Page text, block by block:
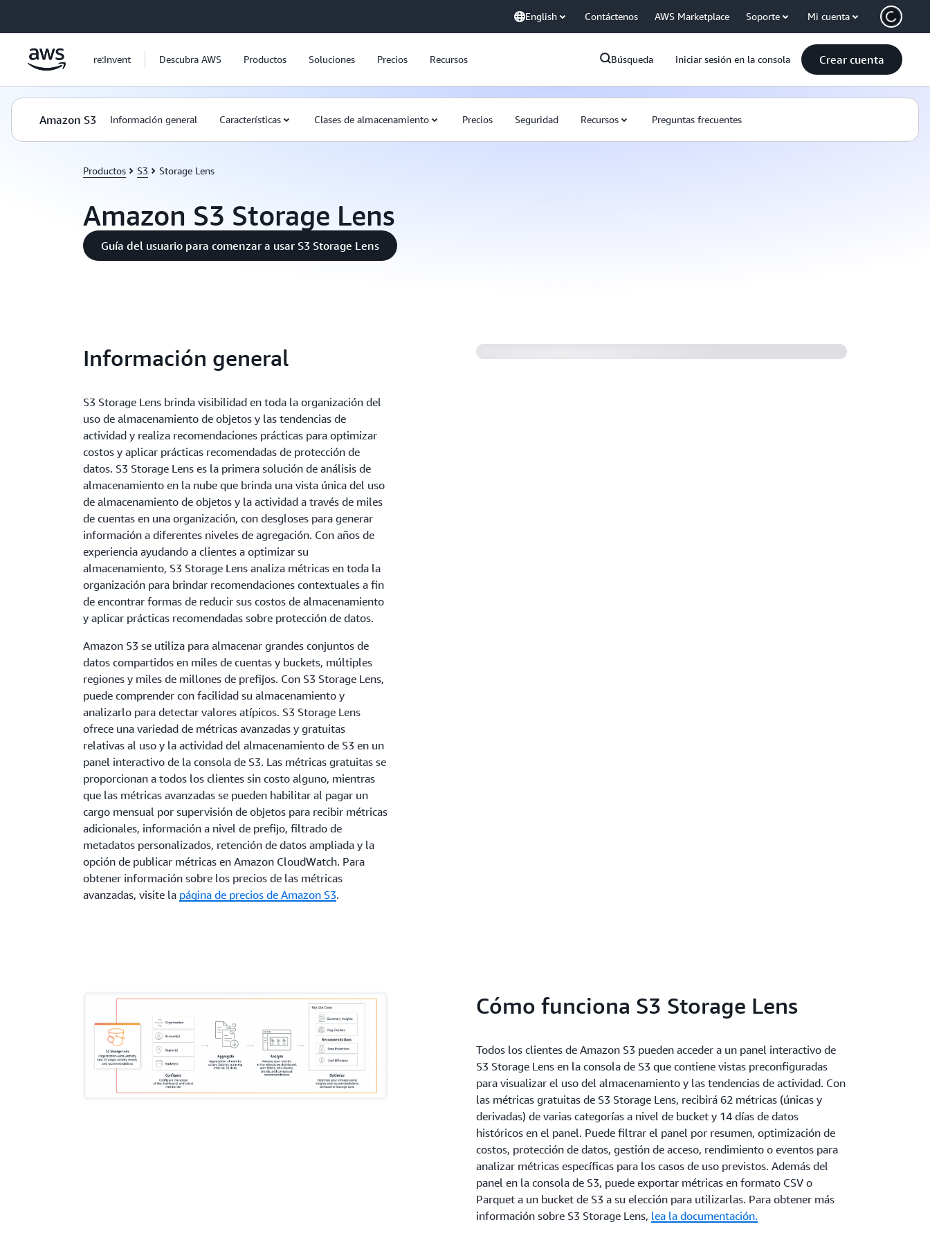
English Contáctenos AWS Marketplace Soporte Mi cuenta
re:Invent Descubra AWS Productos Soluciones Precios Recursos Búsqueda Iniciar sesión en la consola Crear cuenta
Amazon S3 Información general Características Clases de almacenamiento Precios Seguridad Recursos Preguntas frecuentes
Productos S3 Storage Lens
Amazon S3 Storage Lens
Guía del usuario para comenzar a usar S3 Storage Lens
Información general
S3 Storage Lens brinda visibilidad en toda la organización del
uso de almacenamiento de objetos y las tendencias de
actividad y realiza recomendaciones prácticas para optimizar
costos y aplicar prácticas recomendadas de protección de
datos. S3 Storage Lens es la primera solución de análisis de
almacenamiento en la nube que brinda una vista única del uso
de almacenamiento de objetos y la actividad a través de miles
de cuentas en una organización, con desgloses para generar
información a diferentes niveles de agregación. Con años de
experiencia ayudando a clientes a optimizar su
almacenamiento, S3 Storage Lens analiza métricas en toda la
organización para brindar recomendaciones contextuales a fin
de encontrar formas de reducir sus costos de almacenamiento
y aplicar prácticas recomendadas sobre protección de datos.
Amazon S3 se utiliza para almacenar grandes conjuntos de
datos compartidos en miles de cuentas y buckets, múltiples
regiones y miles de millones de prefijos. Con S3 Storage Lens,
puede comprender con facilidad su almacenamiento y
analizarlo para detectar valores atípicos. S3 Storage Lens
ofrece una variedad de métricas avanzadas y gratuitas
relativas al uso y la actividad del almacenamiento de S3 en un
panel interactivo de la consola de S3. Las métricas gratuitas se
proporcionan a todos los clientes sin costo alguno, mientras
que las métricas avanzadas se pueden habilitar al pagar un
cargo mensual por supervisión de objetos para recibir métricas
adicionales, información a nivel de prefijo, filtrado de
metadatos personalizados, retención de datos ampliada y la
opción de publicar métricas en Amazon CloudWatch. Para
obtener información sobre los precios de las métricas
avanzadas, visite la página de precios de Amazon S3.
Cómo funciona S3 Storage Lens
Todos los clientes de Amazon S3 pueden acceder a un panel interactivo de
S3 Storage Lens en la consola de S3 que contiene vistas preconfiguradas
para visualizar el uso del almacenamiento y las tendencias de actividad. Con
las métricas gratuitas de S3 Storage Lens, recibirá 62 métricas (únicas y
derivadas) de varias categorías a nivel de bucket y 14 días de datos
históricos en el panel. Puede filtrar el panel por resumen, optimización de
costos, protección de datos, gestión de acceso, rendimiento o eventos para
analizar métricas específicas para los casos de uso previstos. Además del
panel en la consola de S3, puede exportar métricas en formato CSV o
Parquet a un bucket de S3 a su elección para utilizarlas. Para obtener más
información sobre S3 Storage Lens, lea la documentación.